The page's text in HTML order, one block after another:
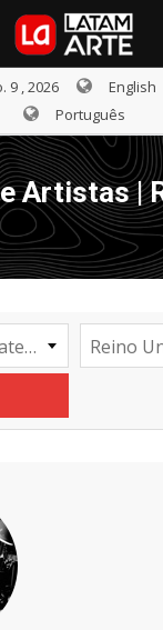
9 , 2026 English
Português
Artistas |
selecciona una categoría Reino